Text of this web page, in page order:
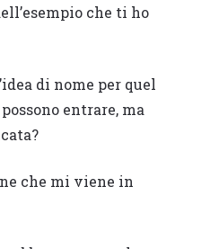
che ti ho
di nome per quel
entrare, ma
che mi viene in